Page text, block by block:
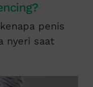
penis
nyeri saat